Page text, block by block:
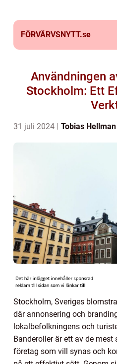
FÖRVÄRVSNYTT.se
Användningen
Stockholm: Ett
31 juli 2024 Tobias Hellman
Stockholm, Sveriges
där annonsering och
lokalbefolkningens och
Banderoller är ett av de
företag som vill synas och